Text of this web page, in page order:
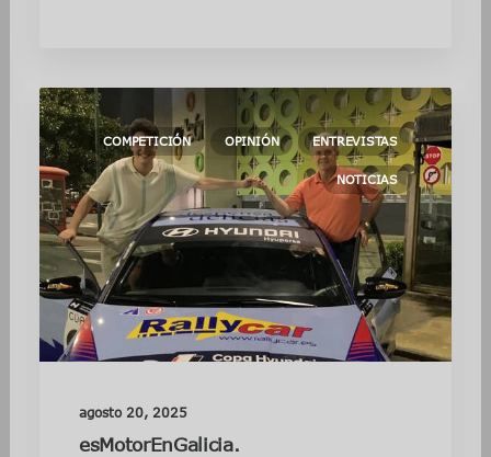
COMPETICIÓN OPINIÓN ENTREVISTAS
NOTICIAS
agosto 20, 2025
esMotorEnGalicia.